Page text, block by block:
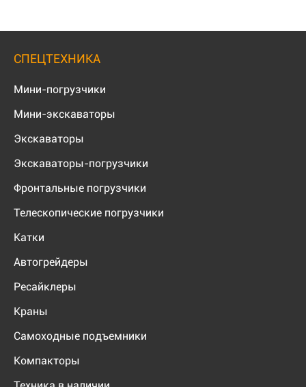
СПЕЦТЕХНИКА
Мини-погрузчики
Мини-экскаваторы
Экскаваторы
Экскаваторы-погрузчики
Фронтальные погрузчики
Телескопические погрузчики
Катки
Автогрейдеры
Ресайклеры
Краны
Самоходные подъемники
Компакторы